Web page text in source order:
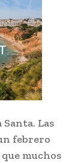
Santa. Las
febrero
muchos